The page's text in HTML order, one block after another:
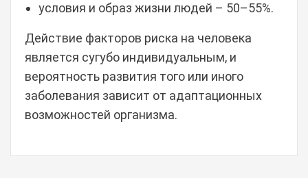
условия и образ жизни людей – 50–55%.
Действие факторов риска на человека
является сугубо индивидуальным, и
вероятность развития того или иного
заболевания зависит от адаптационных
возможностей организма.